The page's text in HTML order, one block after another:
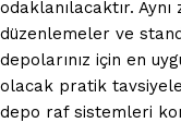
odaklanılacaktır.
düzenlemeler ve
depolarınız için en
olacak pratik
depo raf sistemleri